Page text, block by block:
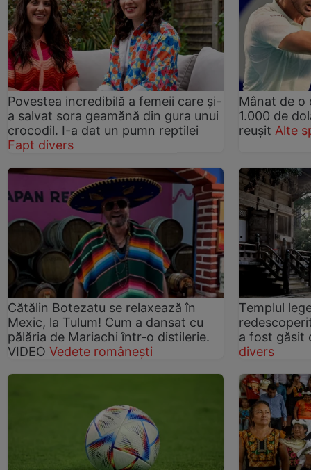
Povestea incredibilă a femeii care și-
a salvat sora geamănă din gura unui
crocodil. I-a dat un pumn reptilei
Fapt divers
Mânat de o
1.000 de
reușit Alte
Cătălin Botezatu se relaxează în
Mexic, la Tulum! Cum a dansat cu
pălăria de Mariachi într-o distilerie.
VIDEO Vedete românești
Templul
a fost găsit
divers